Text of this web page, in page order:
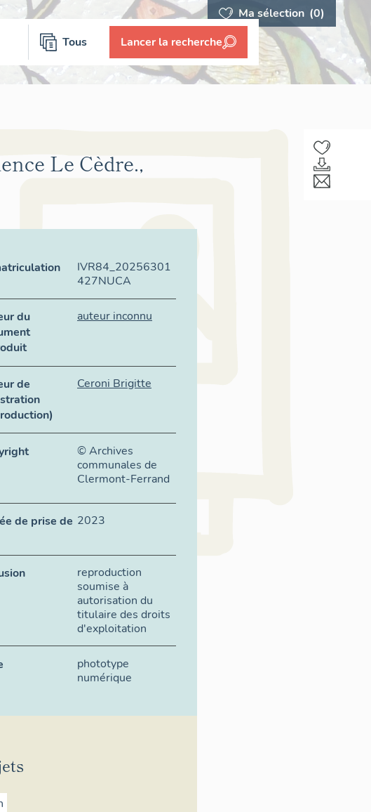
Ma sélection (0)
Tous Lancer la recherche
Le Cèdre.,
IVR84_20256301
427NUCA
du
auteur inconnu
de
Ceroni Brigitte
© Archives
communales de
Clermont-Ferrand
de prise de 2023
reproduction
soumise à
autorisation du
titulaire des droits
d'exploitation
phototype
numérique